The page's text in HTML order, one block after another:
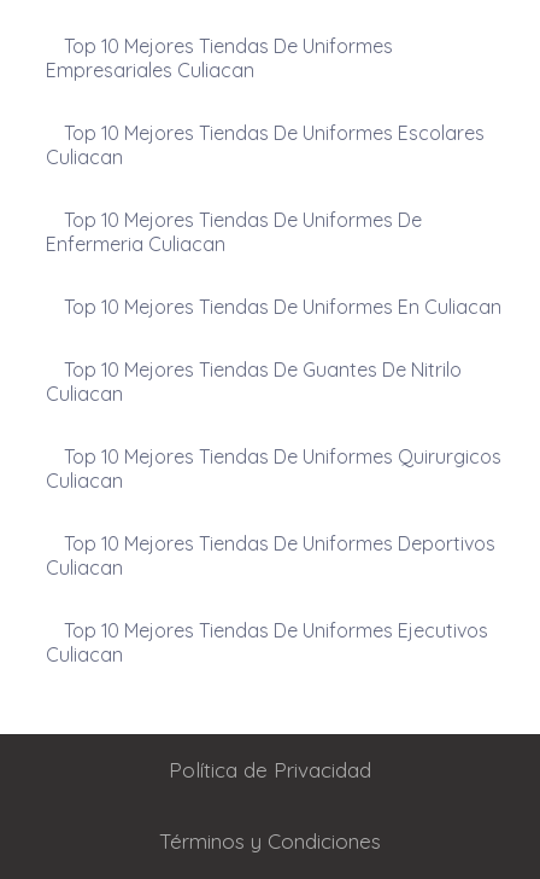
Top 10 Mejores Tiendas De Uniformes
Empresariales Culiacan
Top 10 Mejores Tiendas De Uniformes Escolares
Culiacan
Top 10 Mejores Tiendas De Uniformes De
Enfermeria Culiacan
Top 10 Mejores Tiendas De Uniformes En Culiacan
Top 10 Mejores Tiendas De Guantes De Nitrilo
Culiacan
Top 10 Mejores Tiendas De Uniformes Quirurgicos
Culiacan
Top 10 Mejores Tiendas De Uniformes Deportivos
Culiacan
Top 10 Mejores Tiendas De Uniformes Ejecutivos
Culiacan
Política de Privacidad
Términos y Condiciones